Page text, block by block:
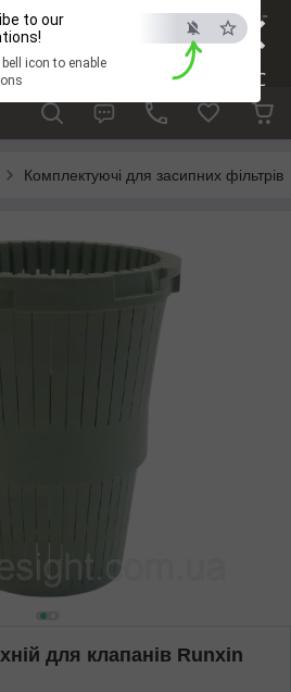
×
ESC
to our
icon to enable
, Дзвони:073-
238-29-97
Комплектуючі для засипних фільтрів
для клапанів Runxin